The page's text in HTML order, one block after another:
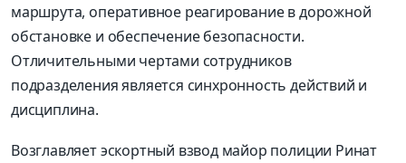
маршрута, оперативное реагирование в дорожной
обстановке и обеспечение безопасности.
Отличительными чертами сотрудников
подразделения является синхронность действий и
дисциплина.
Возглавляет эскортный взвод майор полиции Ринат